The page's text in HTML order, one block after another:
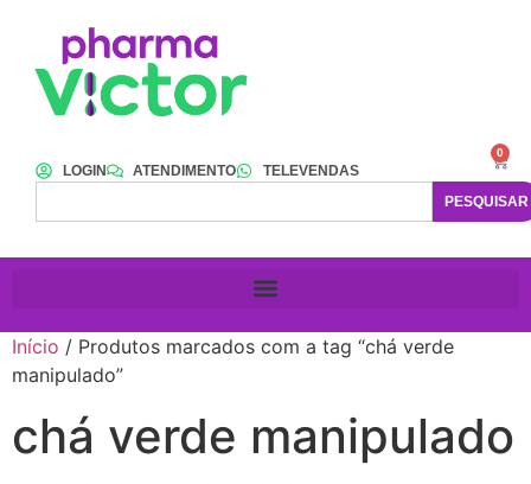
LOGIN ATENDIMENTO
TELEVENDAS
PESQUISAR
0
Início / Produtos marcados com a tag “chá verde
manipulado”
chá verde manipulado